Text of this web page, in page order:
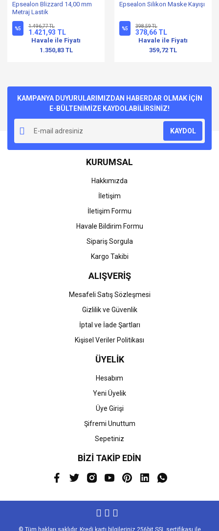
Epsealon Blizzard 14,00 mm
Metraj Lastik
%5 1.496,77 TL
1.421,93 TL
Havale ile Fiyatı
1.350,83 TL
Epsealon Silikon Maske Kayışı
%5 398,59 TL
378,66 TL
Havale ile Fiyatı
359,72 TL
KAMPANYA DUYURULARIMIZDAN HABERDAR OLMAK İÇİN
E-BÜLTENİMİZE KAYDOLABİLİRSİNİZ!
KAYDOL
KURUMSAL
Hakkımızda
İletişim
İletişim Formu
Havale Bildirim Formu
Sipariş Sorgula
Kargo Takibi
ALIŞVERİŞ
Mesafeli Satış Sözleşmesi
Gizlilik ve Güvenlik
İptal ve İade Şartları
Kişisel Veriler Politikası
ÜYELİK
Hesabım
Yeni Üyelik
Üye Girişi
Şifremi Unuttum
Sepetiniz
BİZİ TAKİP EDİN
© Tüm hakları saklıdır. Kredi kartı bilgileriniz 256bit SSL sertifikası ile